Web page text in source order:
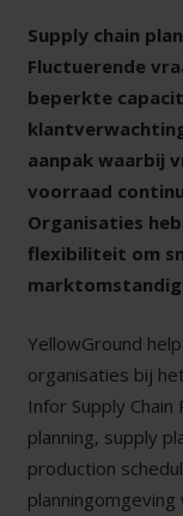
Supply chain
Fluctuerende
beperkte
aanpak waarbij
voorraad
Organisaties
flexibiliteit om
YellowGround
organisaties bij
Infor Supply
planning, supply
production